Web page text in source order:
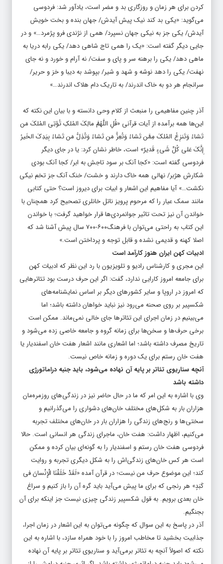
کردن برای هر زمان و روزگاری بد و مضر است، یادآور شد: فردوسی
می‌گوید: «یکی بد کند نیک پیش آیدش/ جهان بنده و بخت خویش
آیدش/ یکی جز به نیکی جهان نسپرد/ همی از نژندی فرو پژمرد…» و در
جایی دیگر گفته است: «یک را همی تاج شاهی دهد/ یکی رابه دریا به
ماهی دهد/ یکی را برهنه سر و پای و سفت/ نه آرام و خورد و نه جای
نهفت/ یکی را دهد نوشه و شهد و شیر/ بپوشد به دیبا و خز و حریر/
سرانجام هر دو به خاک اندرند/ به تاریک دام هلاک اندرند…»
آذر چنین مفاهیمی را منبعث از کلام وحی دانسته و با بیان این نکته که
این‌ها همه برآمده از آیات قرآنی «قُلِ اللَّهُمَّ مالِکَ المُلکِ تُؤتِی المُلکَ مَن
تَشاءُ وَتَنزِعُ المُلکَ مِمَّن تَشاءُ وَتُعِزُّ مَن تَشاءُ وَتُذِلُّ مَن تَشاءُ بِیَدِکَ الخَیرُ
إِنَّکَ عَلى کُلِّ شَیءٍ قَدیرٌ» است، خاطر نشان کرد: یا در جای دیگر
فردوسی گفته است: «کجا آنک بر سود تاجش به ابر/ کجا آنک بودی
شکارش هژبر/ نهالی همه خاک دارند و خشت/ خنک آنک جز تخم نیکی
نکشت…» آیا مفاهیم این اشعار و ابیات برای دیروز است؟ حتی کتابی
مانند سمک عیار را که مرحوم پرویز ناتل خانلری تصحیح کرد همچنان با
خواندن آن نیز تحت تاثیر جوانمردی‌ها قرار خواهید گرفت؛ با خواندن
این کتاب به راحتی می‌توان با فرهنگ۶۰۰-۷۰۰ سال پیش آشنا شد که
اصلا کهنه و قدیمی نشده و قابل توجه و پرداختن است.»
ادبیات کهن ایران هنوز کارآمد است
این مجری و کارشناس رادیو و تلویزیون با رد این نظر که ادبیات کهن
برای جامعه امروز کارایی ندارد، گفت: اگر این حرف درست بود تئاتر‌هایی
که امروز در اروپا و سایر کشور‌های دیگر بر اساس نمایشنامه‌های
شکسپیر بر روی صحنه می‌رود نیز نباید خواهان داشته باشد؛ اما
می‌بینیم در زمان اجرای این تئاتر‌ها جای خالی نمی‌ماند. ممکن است
برخی حرف‌ها و سخن‌ها برای زمانه گروه و جامعه خاصی زده می‌شود و
تاریخ مصرف داشته باشد؛ اما اشعاری مانند اشعار هفت خان اسفندیار یا
هفت خان رستم برای یک دوره و زمانه خاص نیست.
آنچه سناریوی تئاتر بر پایه آن نهاده می‌شود، باید جنبه دراماتورژی
داشته باشد
وی با اشاره به این امر که ما در حال حاضر نیز در زندگی‌های روزمره‌مان
هزاران بار به شکل‌های مختلف خان‌های دشواری را می‌گذرانیم و
سختی‌ها و رنج‌های زندگی را هزاران بار در خان‌های مختلف تجربه
می‌کنیم، اظهار داشت: هفت خان، ماجرای زندگی هر انسانی است. حالا
فردوسی هفت خان رستم و اسفندیار را به گونه‌ای بیان کرده و ممکن
است هر کس خان‌های زندگی‌اش را به شکل دیگری تجربه و روایت
کند؛ این موضوع حرف من نیست؛ در قرآن آمده «لَقَدْ خَلَقْنَا الْإِنْسانَ فی‏
کَبَدٍ» هر رنجی که برای ما پیش می‌آید باید گره آن را باز کنیم و سراغ
خان بعدی برویم. به قول شکسپیر زندگی چیزی نیست جز اینکه برای آن
بجنگیم.
آذر در پاسخ به این سوال که چگونه می‌توان به این اشعار در زمان اجرا،
جذابیت بخشید تا مخاطب امروز را با خود همراه سازد، با اشاره به این
نکته که اصولاً آنچه به تئاتر برمی‌آید و سناریوی تئاتر بر پایه آن نهاده